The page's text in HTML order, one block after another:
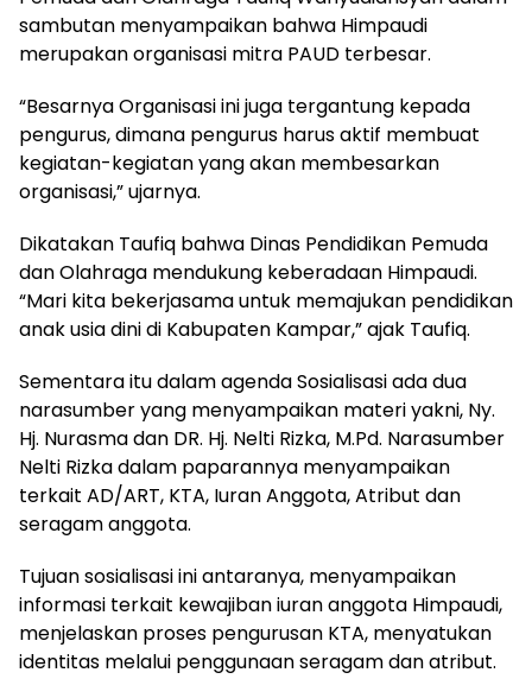
sambutan menyampaikan bahwa Himpaudi
merupakan organisasi mitra PAUD terbesar.
“Besarnya Organisasi ini juga tergantung kepada
pengurus, dimana pengurus harus aktif membuat
kegiatan-kegiatan yang akan membesarkan
organisasi,” ujarnya.
Dikatakan Taufiq bahwa Dinas Pendidikan Pemuda
dan Olahraga mendukung keberadaan Himpaudi.
“Mari kita bekerjasama untuk memajukan pendidikan
anak usia dini di Kabupaten Kampar,” ajak Taufiq.
Sementara itu dalam agenda Sosialisasi ada dua
narasumber yang menyampaikan materi yakni, Ny.
Hj. Nurasma dan DR. Hj. Nelti Rizka, M.Pd. Narasumber
Nelti Rizka dalam paparannya menyampaikan
terkait AD/ART, KTA, Iuran Anggota, Atribut dan
seragam anggota.
Tujuan sosialisasi ini antaranya, menyampaikan
informasi terkait kewajiban iuran anggota Himpaudi,
menjelaskan proses pengurusan KTA, menyatukan
identitas melalui penggunaan seragam dan atribut.